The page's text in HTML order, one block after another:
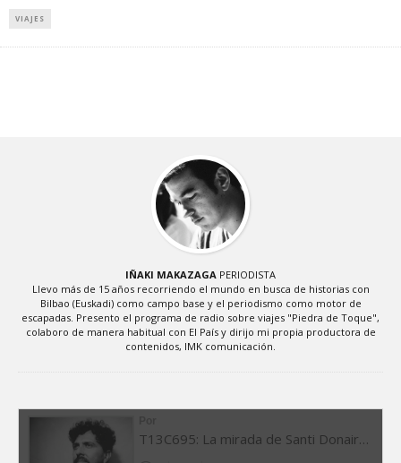
VIAJES
IÑAKI MAKAZAGA PERIODISTA
Llevo más de 15 años recorriendo el mundo en busca de historias con
Bilbao (Euskadi) como campo base y el periodismo como motor de
escapadas. Presento el programa de radio sobre viajes "Piedra de Toque",
colaboro de manera habitual con El País y dirijo mi propia productora de
contenidos, IMK comunicación.